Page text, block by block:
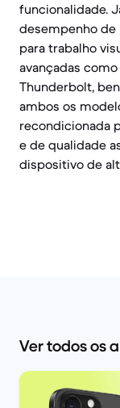
funcionalidade.
desempenho de
para trabalho
avançadas
Thunderbolt,
ambos os
recondicionada
e de qualidade
dispositivo de
Ver todos os